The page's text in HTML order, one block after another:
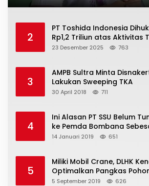
2
PT Toshida Indonesia
Rp1,2 Triliun atas Aktivitas
23 Desember 2025 763
3
AMPB Sultra Minta
Lakukan Sweeping TKA
30 April 2018 711
4
Ini Alasan PT SSU Belum
ke Pemda Bombana
14 Januari 2019 651
5
Miliki Mobil Crane, DLHK
Optimalkan Pangkas
5 September 2019 626